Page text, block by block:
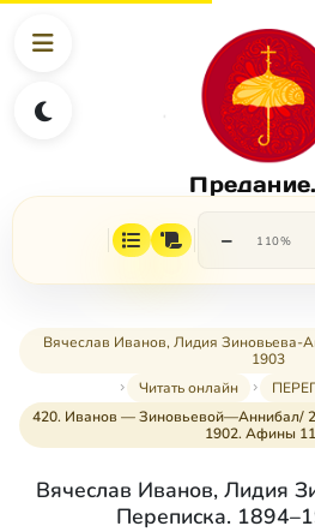
− 110%
Вячеслав Иванов, Лидия Зиновьева-
1903
Читать онлайн
420. Иванов — Зиновьевой—Аннибал/
1902. Афины
Вячеслав Иванов, Лидия
Переписка.